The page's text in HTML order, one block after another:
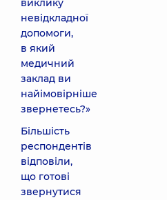
виклику
невідкладної
допомоги,
в який
медичний
заклад ви
найімовірніше
звернетесь?»
Більшість
респондентів
відповіли,
що готові
звернутися